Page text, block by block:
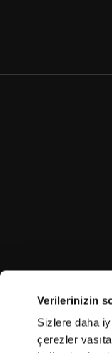
Verilerinizin
Sizlere daha
çerezler